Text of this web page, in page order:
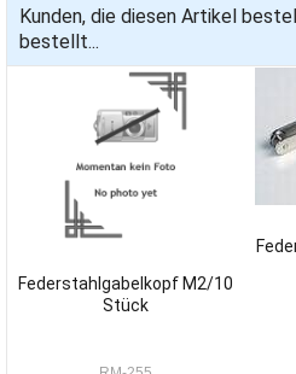
Kunden, die diesen Artikel
bestellt...
Federstahlgabelkopf M2/10
Stück